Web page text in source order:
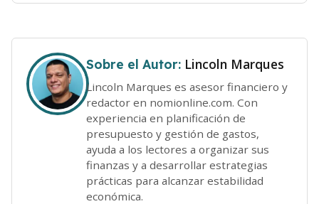
Sobre el Autor: Lincoln Marques
Lincoln Marques es asesor financiero y
redactor en nomionline.com. Con
experiencia en planificación de
presupuesto y gestión de gastos,
ayuda a los lectores a organizar sus
finanzas y a desarrollar estrategias
prácticas para alcanzar estabilidad
económica.